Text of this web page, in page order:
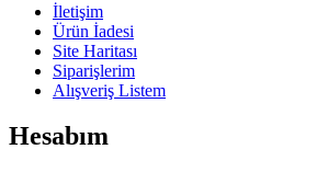
İletişim
Ürün İadesi
Site Haritası
Siparişlerim
Alışveriş Listem
Hesabım